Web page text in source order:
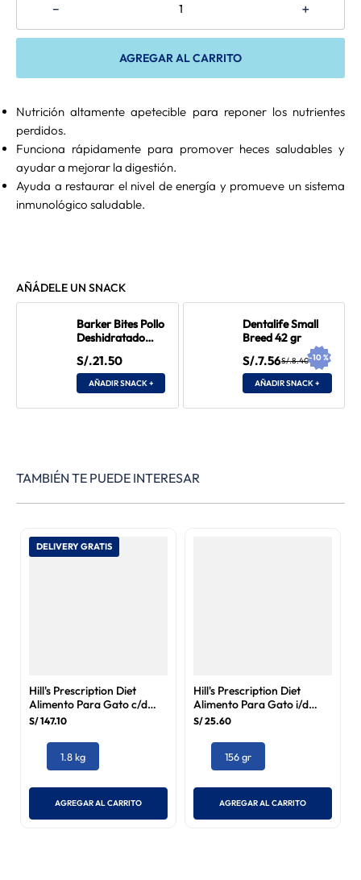
＋
－
AGREGAR AL CARRITO
Nutrición altamente apetecible para reponer los nutrientes
perdidos.
Funciona rápidamente para promover heces saludables y
ayudar a mejorar la digestión.
Ayuda a restaurar el nivel de energía y promueve un sistema
inmunológico saludable.
AÑÁDELE UN SNACK
Barker Bites Pollo
Deshidratado
S/.21.50
AÑADIR SNACK +
Dentalife Small
Breed 42 gr
S/.8.40
S/.7.56 -10%
AÑADIR SNACK +
TAMBIÉN TE PUEDE INTERESAR
DELIVERY GRATIS
Hill's Prescription Diet
Alimento Para Gato c/d
Urinary Care Multicare
S/147.10
1.8 kg
AGREGAR AL CARRITO
Hill's Prescription Diet
Alimento Para Gato i/d
Digestive Care 156 gr
S/25.60
156 gr
AGREGAR AL CARRITO